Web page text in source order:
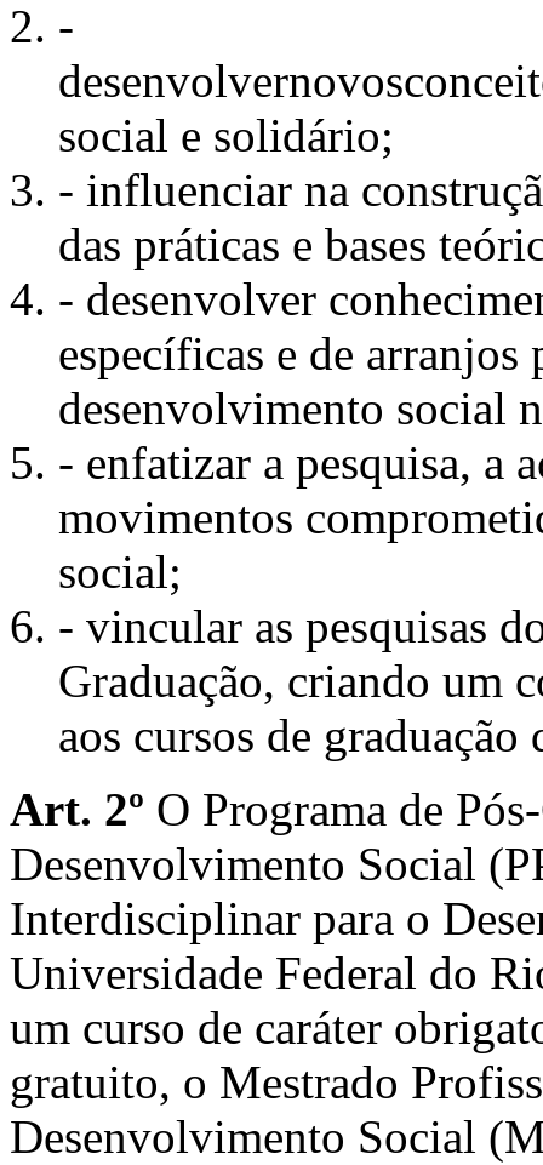
-
social e solidário;
- influenciar na
das práticas e bases
- desenvolver
específicas e de
desenvolvimento social
- enfatizar a pesquisa, a
movimentos
social;
- vincular as pesquisas
Graduação, criando um
aos cursos de
Art. 2º O Programa de
Desenvolvimento Social
Interdisciplinar para o
Universidade Federal do
um curso de caráter
gratuito, o Mestrado
Desenvolvimento Social